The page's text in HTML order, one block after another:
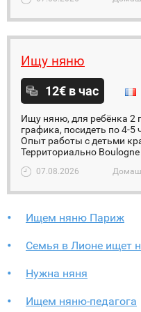
Ищу няню
12€ в час
Ищу няню, для ребёнка 2
графика, посидеть по 4-5
Опыт работы с детьми
Территориально
07.08.2026
Ищем няню Париж
Семья в Лионе ищет
Нужна няня
Ищем няню-педагога